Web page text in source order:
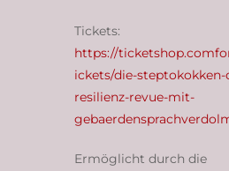
Tickets:
https://
ickets/die-steptokokken-
resilienz-revue-mit-
Ermöglicht durch die